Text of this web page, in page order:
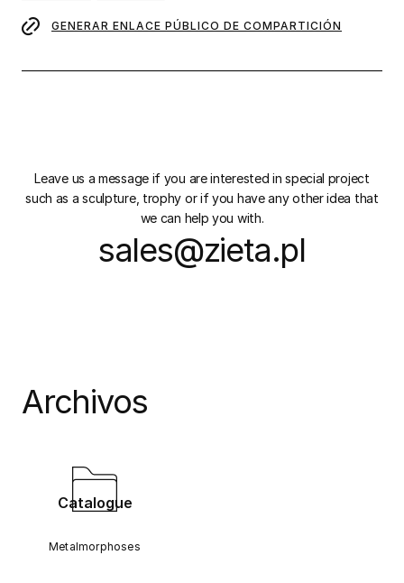
GENERAR ENLACE PÚBLICO DE COMPARTICIÓN
Leave us a message if you are interested in special project
such as a sculpture, trophy or if you have any other idea that
we can help you with.
sales@zieta.pl
Archivos
Catalogue
Metalmorphoses